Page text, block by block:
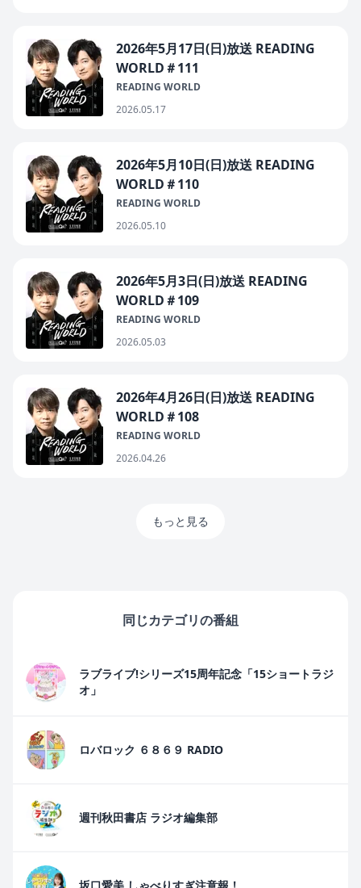
2026年5月17日(日)放送 READING
WORLD＃111
READING WORLD
2026.05.17
2026年5月10日(日)放送 READING
WORLD＃110
READING WORLD
2026.05.10
2026年5月3日(日)放送 READING
WORLD＃109
READING WORLD
2026.05.03
2026年4月26日(日)放送 READING
WORLD＃108
READING WORLD
2026.04.26
もっと見る
同じカテゴリの番組
ラブライブ!シリーズ15周年記念「15ショートラジ
オ」
ロバロック ６８６９ RADIO
週刊秋田書店 ラジオ編集部